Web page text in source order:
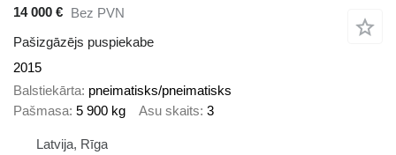
14 000 € Bez PVN
Pašizgāzējs puspiekabe
2015
Balstiekārta pneimatisks/pneimatisks
Pašmasa 5 900 kg Asu skaits 3
Latvija, Rīga